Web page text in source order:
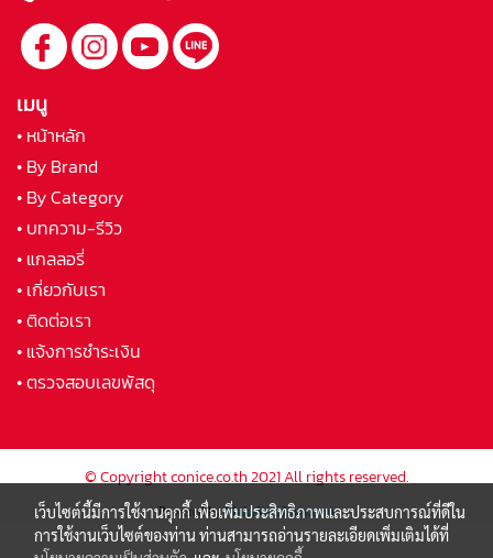
เมนู
• หน้าหลัก
• By Brand
• By Category
• บทความ-รีวิว
• แกลลอรี่
• เกี่ยวกับเรา
• ติดต่อเรา
• แจ้งการชำระเงิน
• ตรวจสอบเลขพัสดุ
© Copyright conice.co.th 2021 All rights reserved.
Powered byMakeWebEasy.com
เว็บไซต์นี้มีการใช้งานคุกกี้ เพื่อเพิ่มประสิทธิภาพและประสบการณ์ที่ดีใน
การใช้งานเว็บไซต์ของท่าน ท่านสามารถอ่านรายละเอียดเพิ่มเติมได้ที่